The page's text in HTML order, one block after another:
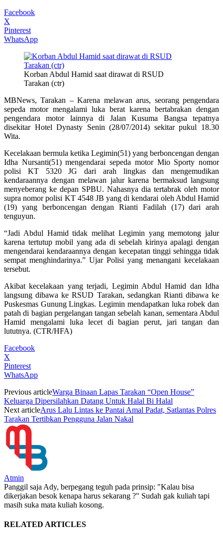
Facebook
X
Pinterest
WhatsApp
Korban Abdul Hamid saat dirawat di RSUD
Tarakan (ctr)
MBNews, Tarakan – Karena melawan arus, seorang pengendara
sepeda motor mengalami luka berat karena bertabrakan dengan
pengendara motor lainnya di Jalan Kusuma Bangsa tepatnya
disekitar Hotel Dynasty Senin (28/07/2014) sekitar pukul 18.30
Wita.
Kecelakaan bermula ketika Legimin(51) yang berboncengan dengan
Idha Nursanti(51) mengendarai sepeda motor Mio Sporty nomor
polisi KT 5320 JG dari arah lingkas dan mengemudikan
kendaraannya dengan melawan jalur karena bermaksud langsung
menyeberang ke depan SPBU. Nahasnya dia tertabrak oleh motor
supra nomor polisi KT 4548 JB yang di kendarai oleh Abdul Hamid
(19) yang berboncengan dengan Rianti Fadilah (17) dari arah
tenguyun.
“Jadi Abdul Hamid tidak melihat Legimin yang memotong jalur
karena tertutup mobil yang ada di sebelah kirinya apalagi dengan
mengendarai kendaraannya dengan kecepatan tinggi sehingga tidak
sempat menghindarinya.” Ujar Polisi yang menangani kecelakaan
tersebut.
Akibat kecelakaan yang terjadi, Legimin Abdul Hamid dan Idha
langsung dibawa ke RSUD Tarakan, sedangkan Rianti dibawa ke
Puskesmas Gunung Lingkas. Legimin mendapatkan luka robek dan
patah di bagian pergelangan tangan sebelah kanan, sementara Abdul
Hamid mengalami luka lecet di bagian perut, jari tangan dan
lututnya. (CTR/HFA)
Facebook
X
Pinterest
WhatsApp
Previous articleWarga Binaan Lapas Tarakan “Open House”
Keluarga Dipersilahkan Datang Untuk Halal Bi Halal
Next articleArus Lalu Lintas ke Pantai Amal Padat, Satlantas Polres
Tarakan Tertibkan Pengguna Jalan Nakal
Atmin
Panggil saja Ady, berpegang teguh pada prinsip: "Kalau bisa
dikerjakan besok kenapa harus sekarang ?" Sudah gak kuliah tapi
masih suka mata kuliah kosong.
RELATED ARTICLES